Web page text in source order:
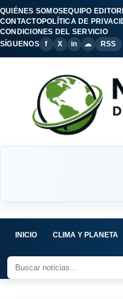
QUIÉNES SOMOSEQUIPO
CONTACTOPOLÍTICA DE
CONDICIONES DEL SERVICIO
SÍGUENOS
f X in ☁ RSS
INICIO CLIMA Y PLANETA